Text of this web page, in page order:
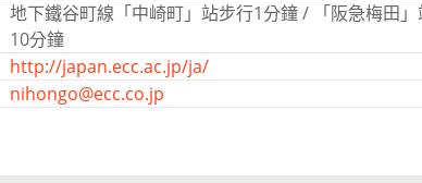
地下鐵谷町線「中崎町」站步行1分鐘 / 「阪急梅田
10分鐘
http://japan.ecc.ac.jp/ja/
nihongo@ecc.co.jp